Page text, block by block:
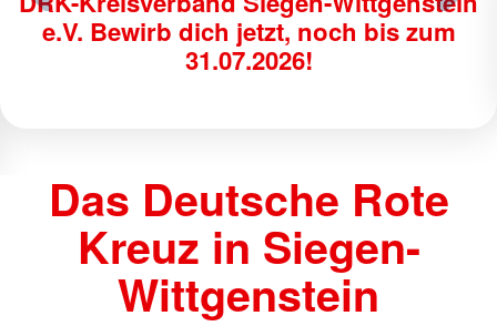
Was war im vergangenen Geschäftsjahr alles los
DRK-Kreisverband Siegen-Wittgenstein e. V.?
Infos im neuen Geschäftsbericht!
Das Deutsche Rote
Kreuz in Siegen-
Wittgenstein